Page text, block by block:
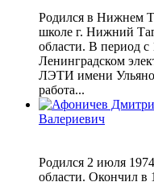
Родился в Нижнем
школе г. Нижний
области. В период с
Ленинградском
ЛЭТИ имени
работа...
Валериевич
Родился 2 июля
области. Окончил в